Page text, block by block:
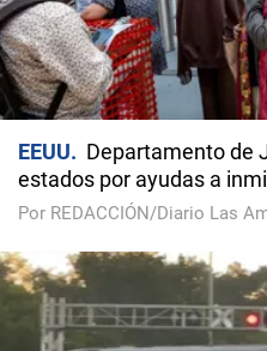
EEUU
Departamento de
estados por ayudas a
Por REDACCIÓN/Diario Las